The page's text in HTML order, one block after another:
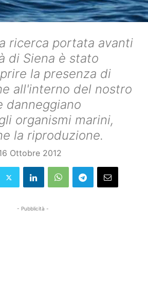
ricerca portata avanti
di Siena è stato
la presenza di
all'interno del nostro
danneggiano
organismi marini,
la riproduzione.
Ottobre 2012
- Pubblicità -